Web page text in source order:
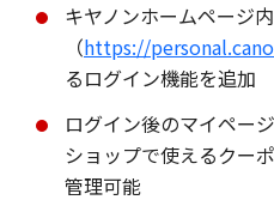
キヤノンホームページ
（https://
るログイン機能を追加
ログイン後のマイペー
ショップで使えるクー
管理可能